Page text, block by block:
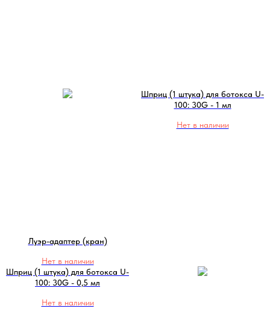
Луэр-адаптер (кран)
Нет в наличии
Шприц (1 штука) для ботокса U-
100: 30G - 1 мл
Нет в наличии
Шприц (1 штука) для ботокса U-
100: 30G - 0,5 мл
Нет в наличии